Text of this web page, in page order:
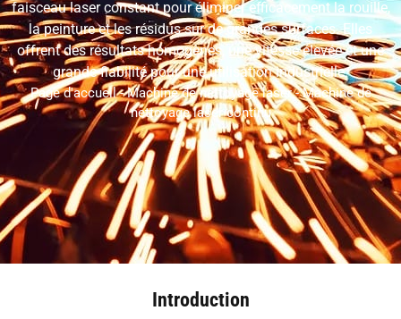
VI
RU
JA
KO
HU
CS
TH
PL
faisceau laser constant pour éliminer efficacement la rouille,
la peinture et les résidus sur de grandes surfaces. Elles
offrent des résultats homogènes, une vitesse élevée et une
grande fiabilité pour une utilisation industrielle.
Page d'accueil-Machine de nettoyage laser-Machine de
nettoyage laser continu
Introduction